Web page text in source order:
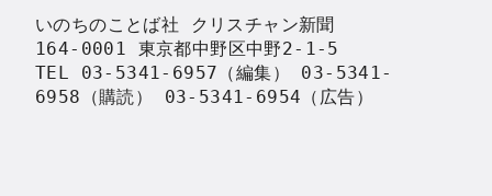
いのちのことば社 クリスチャン新聞
164-0001 東京都中野区中野2-1-5
TEL 03-5341-6957（編集） 03-5341-
6958（購読） 03-5341-6954（広告）